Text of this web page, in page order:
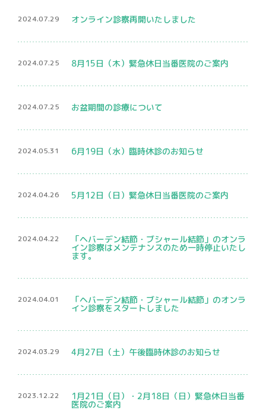
プライバシーポリシー
マイナンバー保険証利用について
2024.07.29 オンライン診察再開いたしました
2024.07.25 8月15日（木）緊急休日当番医院のご案内
2024.07.25 お盆期間の診療について
2024.05.31 6月19日（水）臨時休診のお知らせ
2024.04.26 5月12日（日）緊急休日当番医院のご案内
2024.04.22 「ヘバーデン結節・ブシャール結節」のオンラ
イン診察はメンテナンスのため一時停止いたし
ます。
2024.04.01 「ヘバーデン結節・ブシャール結節」のオンラ
イン診察をスタートしました
2024.03.29 4月27日（土）午後臨時休診のお知らせ
2023.12.22 1月21日（日）・2月18日（日）緊急休日当番
医院のご案内